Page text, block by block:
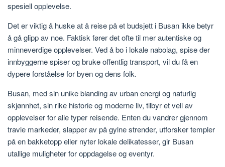
spesiell opplevelse.
Det er viktig å huske at å reise på et budsjett i Busan ikke betyr
å gå glipp av noe. Faktisk fører det ofte til mer autentiske og
minneverdige opplevelser. Ved å bo i lokale nabolag, spise der
innbyggerne spiser og bruke offentlig transport, vil du få en
dypere forståelse for byen og dens folk.
Busan, med sin unike blanding av urban energi og naturlig
skjønnhet, sin rike historie og moderne liv, tilbyr et vell av
opplevelser for alle typer reisende. Enten du vandrer gjennom
travle markeder, slapper av på gylne strender, utforsker templer
på en bakketopp eller nyter lokale delikatesser, gir Busan
utallige muligheter for oppdagelse og eventyr.